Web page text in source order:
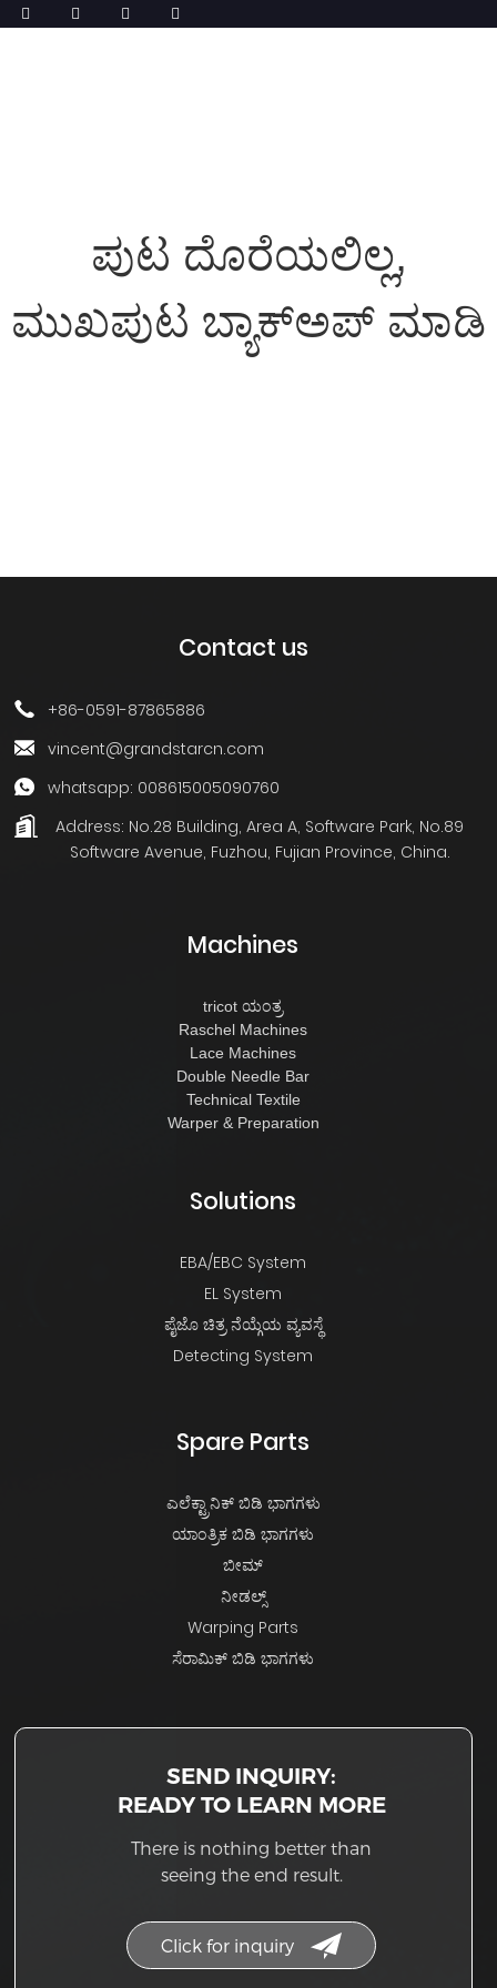
ಪುಟ ದೊರೆಯಲಿಲ್ಲ,
ಮುಖಪುಟ ಬ್ಯಾಕ್ಅಪ್ ಮಾಡಿ
Contact us
+86-0591-87865886
vincent@grandstarcn.com
whatsapp: 008615005090760
Address: No.28 Building, Area A, Software Park, No.89
Software Avenue, Fuzhou, Fujian Province, China.
Machines
tricot ಯಂತ್ರ
Raschel Machines
Lace Machines
Double Needle Bar
Technical Textile
Warper & Preparation
Solutions
EBA/EBC System
EL System
ಪೈಜೊ ಚಿತ್ರ ನೆಯ್ಗೆಯ ವ್ಯವಸ್ಥೆ
Detecting System
Spare Parts
ಎಲೆಕ್ಟ್ರಾನಿಕ್ ಬಿಡಿ ಭಾಗಗಳು
ಯಾಂತ್ರಿಕ ಬಿಡಿ ಭಾಗಗಳು
ಬೀಮ್
ನೀಡಲ್ಸ್
Warping Parts
ಸೆರಾಮಿಕ್ ಬಿಡಿ ಭಾಗಗಳು
SEND INQUIRY:
READY TO LEARN MORE
There is nothing better than
seeing the end result.
Click for inquiry